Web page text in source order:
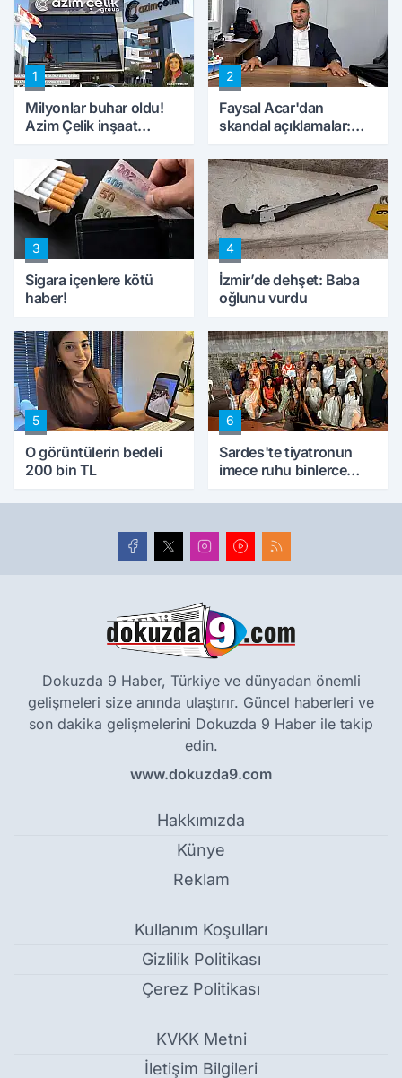
1
Milyonlar buhar oldu!
Azim Çelik inşaat
konuştu
2
Faysal Acar'dan
skandal açıklamalar:
peynircilerimizi de
kıskaca aldı, müdahale
ettik'
3
Sigara içenlere kötü
haber!
4
İzmir’de dehşet: Baba
oğlunu vurdu
5
O görüntülerin bedeli
200 bin TL
6
Sardes'te tiyatronun
imece ruhu binlerce
Dokuzda 9 Haber, Türkiye ve dünyadan önemli
gelişmeleri size anında ulaştırır. Güncel haberleri ve
son dakika gelişmelerini Dokuzda 9 Haber ile takip
edin.
www.dokuzda9.com
Hakkımızda
Künye
Reklam
Kullanım Koşulları
Gizlilik Politikası
Çerez Politikası
KVKK Metni
İletişim Bilgileri